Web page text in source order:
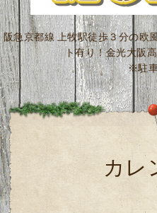
阪急京都線 上牧駅徒歩３分の欧
ト有り！金光大阪
※駐
カ